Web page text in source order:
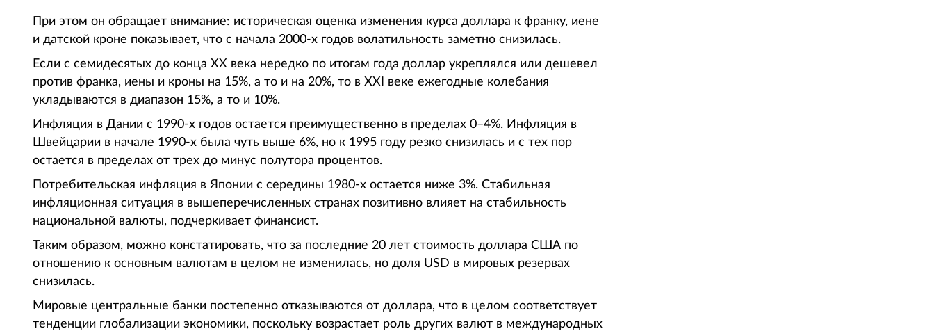
При этом он обращает внимание: историческая оценка изменения курса доллара к франку, иене
и датской кроне показывает, что с начала 2000-х годов волатильность заметно снизилась.
Если с семидесятых до конца XX века нередко по итогам года доллар укреплялся или дешевел
против франка, иены и кроны на 15%, а то и на 20%, то в XXI веке ежегодные колебания
укладываются в диапазон 15%, а то и 10%.
Инфляция в Дании с 1990-х годов остается преимущественно в пределах 0–4%. Инфляция в
Швейцарии в начале 1990-х была чуть выше 6%, но к 1995 году резко снизилась и с тех пор
остается в пределах от трех до минус полутора процентов.
Потребительская инфляция в Японии с середины 1980-х остается ниже 3%. Стабильная
инфляционная ситуация в вышеперечисленных странах позитивно влияет на стабильность
национальной валюты, подчеркивает финансист.
Таким образом, можно констатировать, что за последние 20 лет стоимость доллара США по
отношению к основным валютам в целом не изменилась, но доля USD в мировых резервах
снизилась.
Мировые центральные банки постепенно отказываются от доллара, что в целом соответствует
тенденции глобализации экономики, поскольку возрастает роль других валют в международных